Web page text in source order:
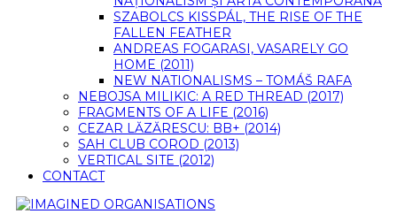
SZABOLCS KISSPÁL, THE RISE OF THE
FALLEN FEATHER
ANDREAS FOGARASI, VASARELY GO
HOME (2011)
NEW NATIONALISMS – TOMÁŠ RAFA
NEBOJSA MILIKIC: A RED THREAD (2017)
FRAGMENTS OF A LIFE (2016)
CEZAR LĂZĂRESCU: BB+ (2014)
SAH CLUB COROD (2013)
VERTICAL SITE (2012)
CONTACT